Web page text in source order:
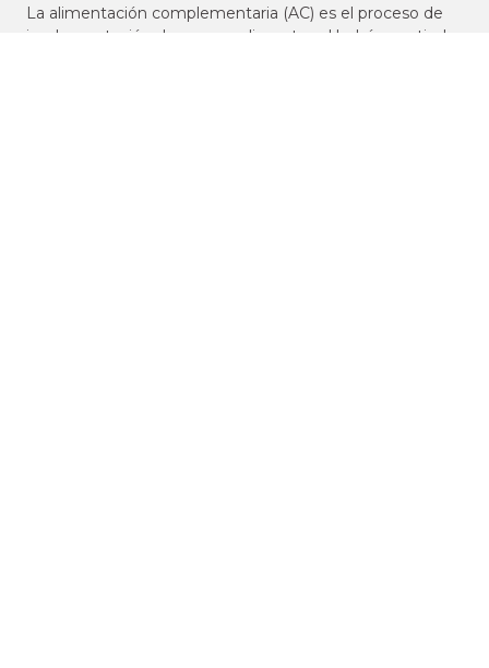
La alimentación complementaria (AC) es el proceso de
implementación de nuevos alimentos al bebé a partir de